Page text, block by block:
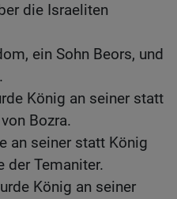
die Israeliten
ein Sohn Beors, und
König an seiner statt
Bozra.
an seiner statt König
der Temaniter.
König an seiner